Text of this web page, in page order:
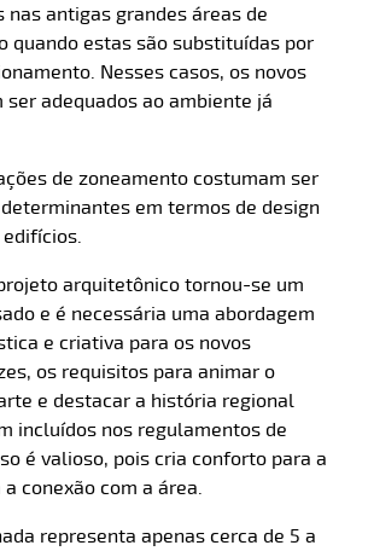
nas antigas grandes áreas de
quando estas são substituídas por
Nesses casos, os novos
adequados ao ambiente já
de zoneamento costumam ser
em termos de design
arquitetônico tornou-se um
e é necessária uma abordagem
e criativa para os novos
os requisitos para animar o
e destacar a história regional
incluídos nos regulamentos de
é valioso, pois cria conforto para a
conexão com a área.
representa apenas cerca de 5 a